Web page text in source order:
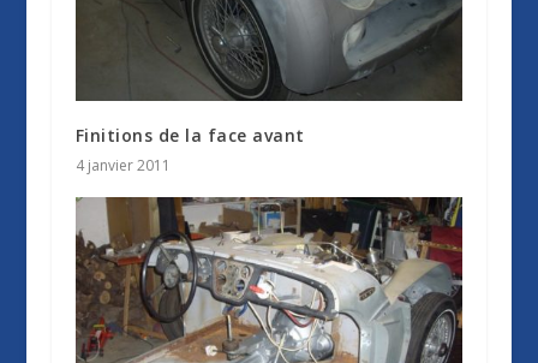
Finitions de la face avant
4 janvier 2011